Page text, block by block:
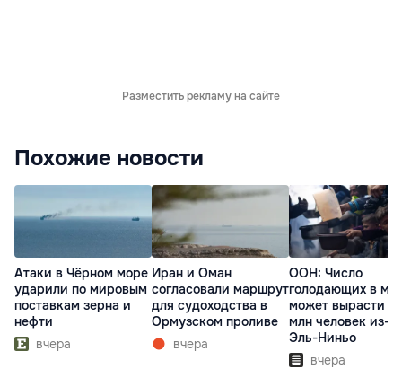
Разместить рекламу на сайте
Похожие новости
Атаки в Чёрном море
ударили по мировым
поставкам зерна и
нефти
вчера
Иран и Оман
согласовали маршрут
для судоходства в
Ормузском проливе
вчера
ООН: Число
голодающих в
может вырасти
млн человек из-за
Эль-Ниньо
вчера